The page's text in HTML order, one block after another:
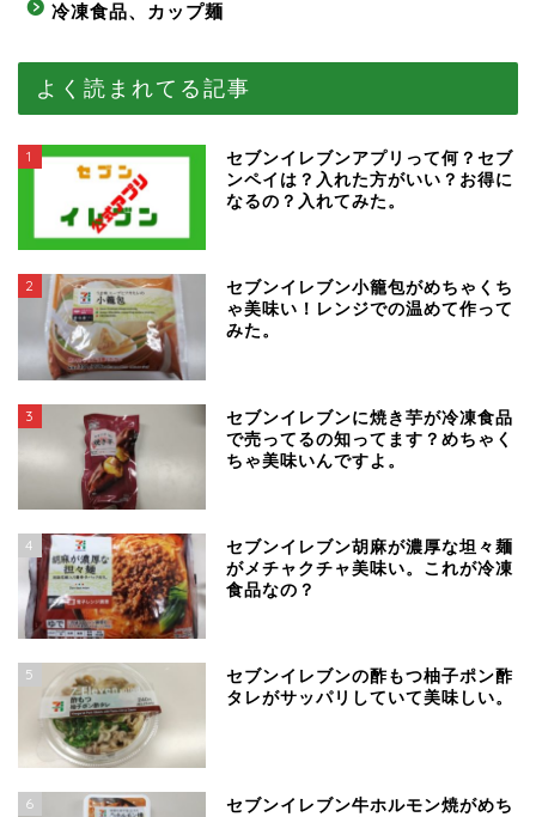
冷凍食品、カップ麺
よく読まれてる記事
1
セブンイレブンアプリって何？セブ
ンペイは？入れた方がいい？お得に
なるの？入れてみた。
2
セブンイレブン小籠包がめちゃくち
ゃ美味い！レンジでの温めて作って
みた。
3
セブンイレブンに焼き芋が冷凍食品
で売ってるの知ってます？めちゃく
ちゃ美味いんですよ。
4
セブンイレブン胡麻が濃厚な坦々麺
がメチャクチャ美味い。これが冷凍
食品なの？
5
セブンイレブンの酢もつ柚子ポン酢
タレがサッパリしていて美味しい。
6
セブンイレブン牛ホルモン焼がめち